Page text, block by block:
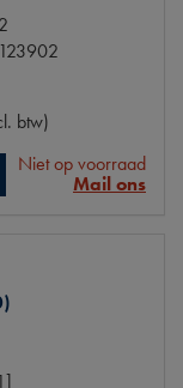
btw)
Niet op voorraad
Mail ons